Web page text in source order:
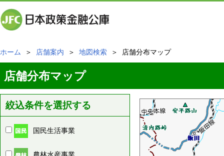
ホーム ＞ 店舗案内 ＞ 地図検索 ＞ 店舗分布マップ
店舗分布マップ
絞込条件を選択する
国民生活事業
農林水産事業